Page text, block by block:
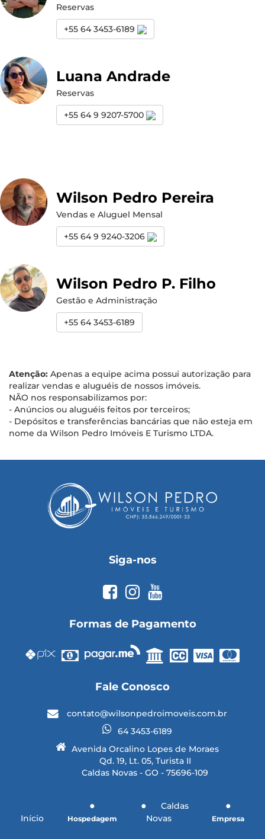
Reservas
+55 64 3453-6189
Luana Andrade
Reservas
+55 64 9 9207-5700
Wilson Pedro Pereira
Vendas e Aluguel Mensal
+55 64 9 9240-3206
Wilson Pedro P. Filho
Gestão e Administração
+55 64 3453-6189
Atenção: Apenas a equipe acima possui autorização para
realizar vendas e aluguéis de nossos imóveis.
NÃO nos responsabilizamos por:
- Anúncios ou aluguéis feitos por terceiros;
- Depósitos e transferências bancárias que não esteja em
nome da Wilson Pedro Imóveis E Turismo LTDA.
Siga-nos
Formas de Pagamento
Fale Conosco
contato@wilsonpedroimoveis.com.br
64 3453-6189
Avenida Orcalino Lopes de Moraes
Qd. 19, Lt. 05, Turista II
Caldas Novas - GO - 75696-109
Início Hospedagem
Caldas
Novas
Empresa